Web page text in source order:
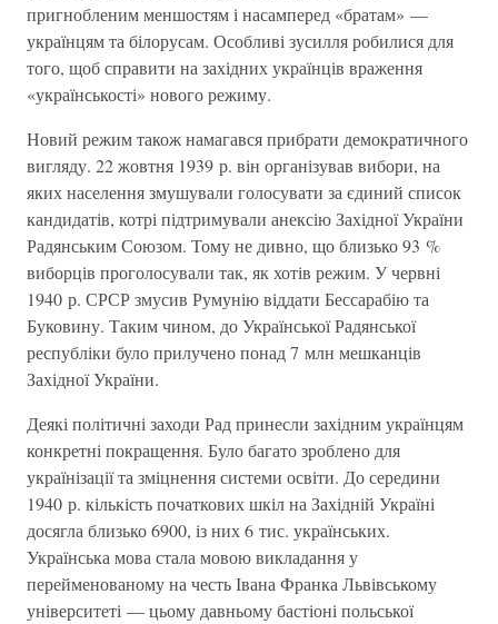
пригнобленим меншостям і насамперед «братам» —
українцям та білорусам. Особливі зусилля робилися для
того, щоб справити на західних українців враження
«українськості» нового режиму.
Новий режим також намагався прибрати демократичного
вигляду. 22 жовтня 1939 р. він організував вибори, на
яких населення змушували голосувати за єдиний список
кандидатів, котрі підтримували анексію Західної України
Радянським Союзом. Тому не дивно, що близько 93 %
виборців проголосували так, як хотів режим. У червні
1940 р. СРСР змусив Румунію віддати Бессарабію та
Буковину. Таким чином, до Української Радянської
республіки було прилучено понад 7 млн мешканців
Західної України.
Деякі політичні заходи Рад принесли західним українцям
конкретні покращення. Було багато зроблено для
українізації та зміцнення системи освіти. До середини
1940 р. кількість початкових шкіл на Західній Україні
досягла близько 6900, із них 6 тис. українських.
Українська мова стала мовою викладання у
перейменованому на честь Івана Франка Львівському
університеті — цьому давньому бастіоні польської